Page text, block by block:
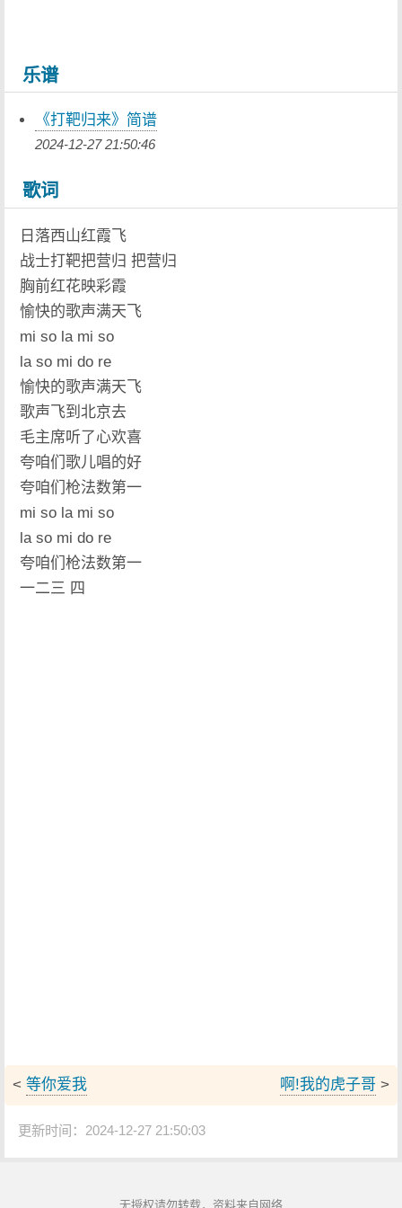
乐谱
《打靶归来》简谱
2024-12-27 21:50:46
歌词
日落西山红霞飞
战士打靶把营归 把营归
胸前红花映彩霞
愉快的歌声满天飞
mi so la mi so
la so mi do re
愉快的歌声满天飞
歌声飞到北京去
毛主席听了心欢喜
夸咱们歌儿唱的好
夸咱们枪法数第一
mi so la mi so
la so mi do re
夸咱们枪法数第一
一二三 四
< 等你爱我 啊!我的虎子哥 >
更新时间：2024-12-27 21:50:03
无授权请勿转载，资料来自网络